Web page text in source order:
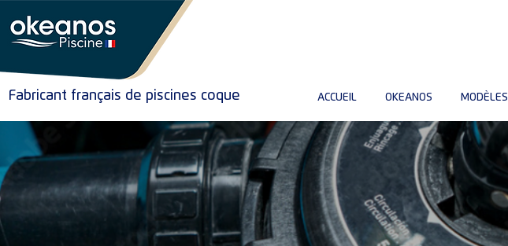
Fabricant français de piscines coque ACCUEIL OKEANOS MODÈLES